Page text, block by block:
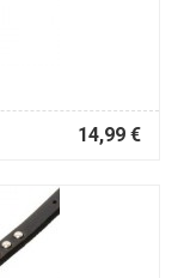
14,99 €